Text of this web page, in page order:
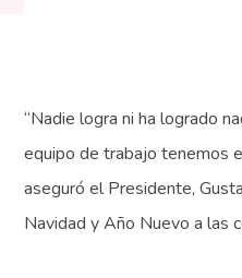
“Nadie logra ni ha logrado
equipo de trabajo tenemos
aseguró el Presidente,
Navidad y Año Nuevo a las